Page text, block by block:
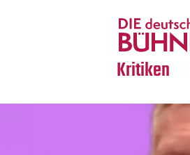
Kritiken
Crossover